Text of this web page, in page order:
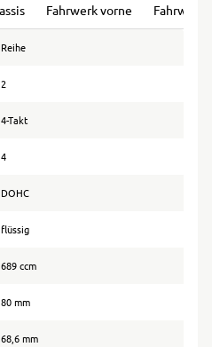
Fahrwerk vorne Fahrwerk
Reihe
2
4-Takt
4
DOHC
flüssig
689 ccm
80 mm
68,6 mm